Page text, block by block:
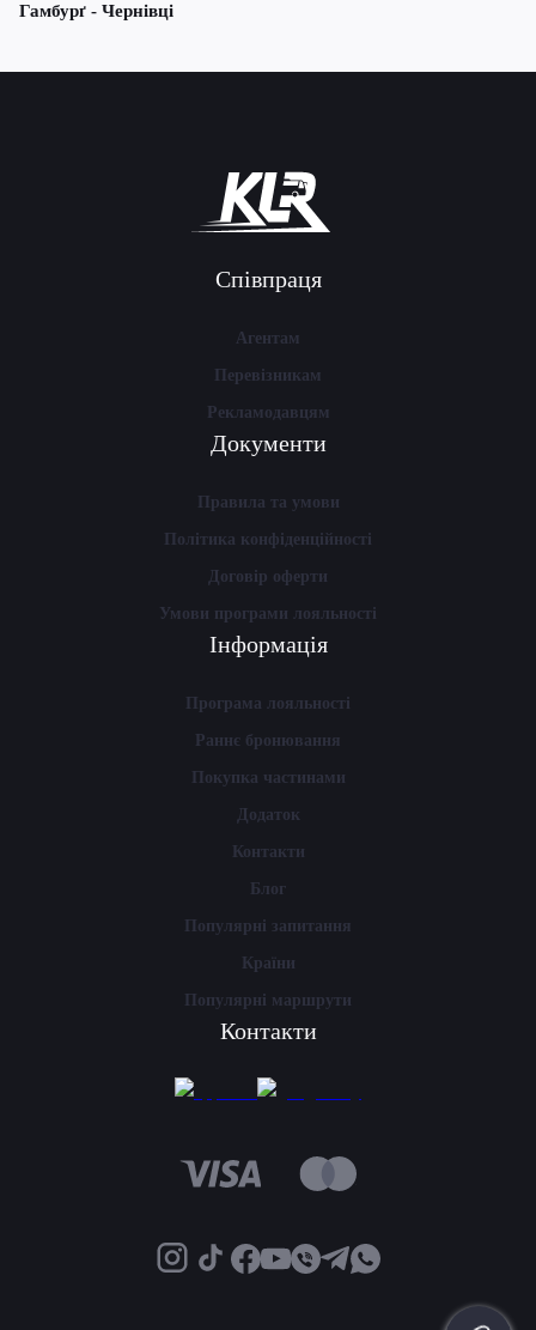
Гамбурґ - Чернівці
Співпраця
Агентам
Перевізникам
Рекламодавцям
Документи
Правила та умови
Політика конфіденційності
Договір оферти
Умови програми лояльності
Інформація
Програма лояльності
Раннє бронювання
Покупка частинами
Додаток
Контакти
Блог
Популярні запитання
Країни
Популярні маршрути
Контакти